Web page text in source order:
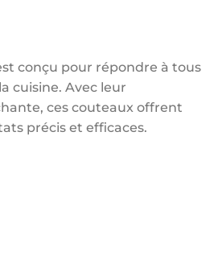
conçu pour répondre à tous
cuisine. Avec leur
ces couteaux offrent
précis et efficaces.